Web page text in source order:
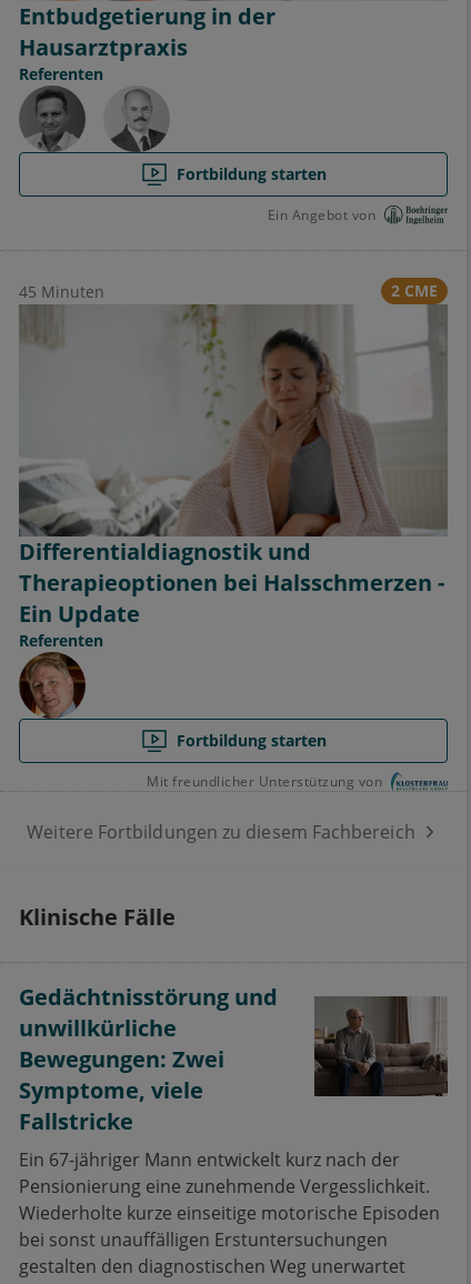
Entbudgetierung in der
Hausarztpraxis
Referenten
Fortbildung starten
Ein Angebot von
45 Minuten 2 CME
Differentialdiagnostik und
Therapieoptionen bei Halsschmerzen -
Ein Update
Referenten
Fortbildung starten
Mit freundlicher Unterstützung von
Weitere Fortbildungen zu diesem Fachbereich
Klinische Fälle
Gedächtnisstörung und
unwillkürliche
Bewegungen: Zwei
Symptome, viele
Fallstricke
Ein 67-jähriger Mann entwickelt kurz nach der
Pensionierung eine zunehmende Vergesslichkeit.
Wiederholte kurze einseitige motorische Episoden
bei sonst unauffälligen Erstuntersuchungen
gestalten den diagnostischen Weg unerwartet